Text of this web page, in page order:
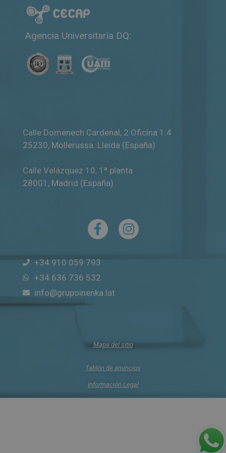
Agencia Universitaria DQ:
Calle Domenech Cardenal, 2 Oficina 1.4
25230, Mollerussa. Lleida (España)
Calle Velázquez 10, 1ª planta
28001 , Madrid (España)
+34 910 059 793
+34 636 736 532
info@grupoinenka.lat
Mapa del sitio
Tablón de anuncios
Información Legal